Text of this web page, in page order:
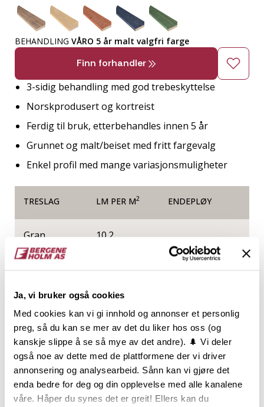
Ja, vi bruker også cookies
Med cookies kan vi gi innhold og annonser et personlig
preg, så du kan se mer av det du liker hos oss (og
kanskje slippe å se så mye av det andre). 🌲 Vi deler
også noe av dette med de plattformene der vi driver
annonsering og analysearbeid. Sånn kan vi gjøre det
enda bedre for deg og din opplevelse med alle kanalene
våre. Håper du synes det er greit! Ellers kan du
BEHANDLING VÅRO 5 år malt valgfri farge
Finn forhandler
3-sidig behandling med god trebeskyttelse
Norskprodusert og kortreist
Ferdig til bruk, etterbehandles innen 5 år
Grunnet og malt/beiset med fritt fargevalg
Enkel profil med mange variasjonsmuligheter
TRESLAG LM PER M2 ENDEPLØY
Gran 10.2
NOBB VARETYPE
53086838
Produktinformasjon
Rektangulær kledning, ofte kalt
tømmermannskledning, har en utbredt tradisjon, og
er den klart vanligste kledningstypen i Norge.